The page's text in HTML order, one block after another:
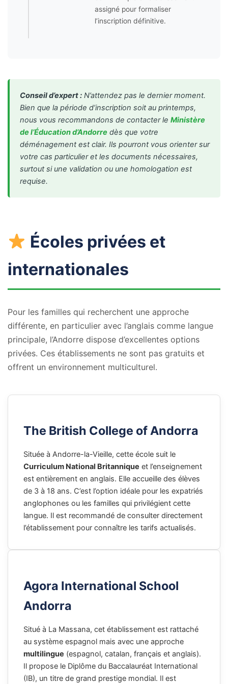
assigné pour formaliser
l’inscription définitive.
Conseil d’expert : N’attendez pas le dernier moment.
Bien que la période d’inscription soit au printemps,
nous vous recommandons de contacter le Ministère
de l’Éducation d’Andorre dès que votre
déménagement est clair. Ils pourront vous orienter sur
votre cas particulier et les documents nécessaires,
surtout si une validation ou une homologation est
requise.
Écoles privées et
internationales
Pour les familles qui recherchent une approche
différente, en particulier avec l’anglais comme langue
principale, l’Andorre dispose d’excellentes options
privées. Ces établissements ne sont pas gratuits et
offrent un environnement multiculturel.
The British College of Andorra
Située à Andorre-la-Vieille, cette école suit le
Curriculum National Britannique et l’enseignement
est entièrement en anglais. Elle accueille des élèves
de 3 à 18 ans. C’est l’option idéale pour les expatriés
anglophones ou les familles qui privilégient cette
langue. Il est recommandé de consulter directement
l’établissement pour connaître les tarifs actualisés.
Agora International School
Andorra
Situé à La Massana, cet établissement est rattaché
au système espagnol mais avec une approche
multilingue (espagnol, catalan, français et anglais).
Il propose le Diplôme du Baccalauréat International
(IB), un titre de grand prestige mondial. Il est